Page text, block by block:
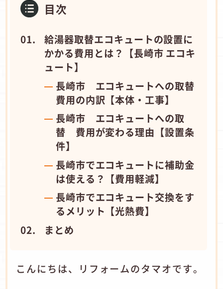
目次
給湯器取替エコキュートの設置に
かかる費用とは？【長崎市 エコキ
ュート】
長崎市 エコキュートへの取替
費用の内訳【本体・工事】
長崎市 エコキュートへの取
替 費用が変わる理由【設置条
件】
長崎市でエコキュートに補助金
は使える？【費用軽減】
長崎市でエコキュート交換をす
るメリット【光熱費】
まとめ
こんにちは、リフォームのタマオです。